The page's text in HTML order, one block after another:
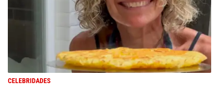
CELEBRIDADES